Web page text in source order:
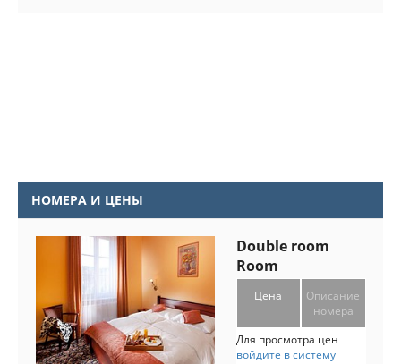
НОМЕРА И ЦЕНЫ
Double room
Room
Цена
Описание
номера
Для просмотра цен
войдите в систему